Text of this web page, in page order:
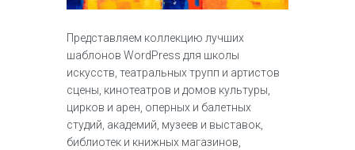
Представляем коллекцию лучших
шаблонов WordPress для школы
искусств, театральных трупп и артистов
сцены, кинотеатров и домов культуры,
цирков и арен, оперных и балетных
студий, академий, музеев и выставок,
библиотек и книжных магазинов,